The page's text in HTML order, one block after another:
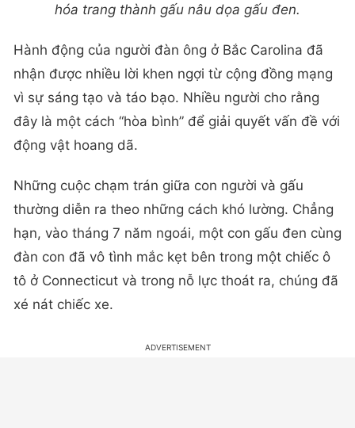
hóa trang thành gấu nâu dọa gấu đen.
Hành động của người đàn ông ở Bắc Carolina đã
nhận được nhiều lời khen ngợi từ cộng đồng mạng
vì sự sáng tạo và táo bạo. Nhiều người cho rằng
đây là một cách “hòa bình” để giải quyết vấn đề với
động vật hoang dã.
Những cuộc chạm trán giữa con người và gấu
thường diễn ra theo những cách khó lường. Chẳng
hạn, vào tháng 7 năm ngoái, một con gấu đen cùng
đàn con đã vô tình mắc kẹt bên trong một chiếc ô
tô ở Connecticut và trong nỗ lực thoát ra, chúng đã
xé nát chiếc xe.